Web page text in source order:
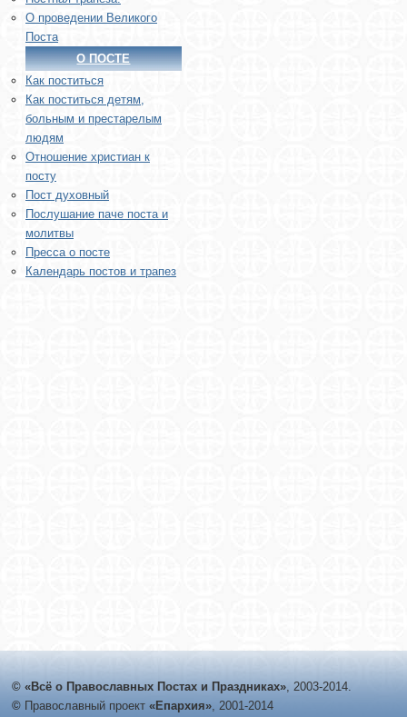
О проведении Великого
Поста
О ПОСТЕ
Как поститься
Как поститься детям,
больным и престарелым
людям
Отношение христиан к
посту
Пост духовный
Послушание паче поста и
молитвы
Пресса о посте
Календарь постов и трапез
© «Всё о Православных Постах и Праздниках», 2003-2014.
© Православный проект «Епархия», 2001-2014